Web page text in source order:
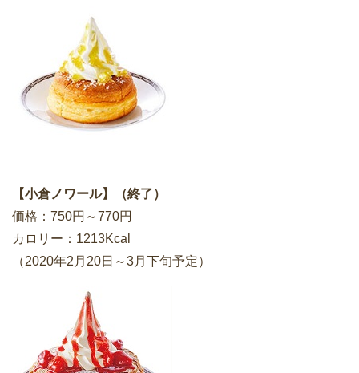
【小倉ノワール】（終了）
価格：750円～770円
カロリー：1213Kcal
（2020年2月20日～3月下旬予定）